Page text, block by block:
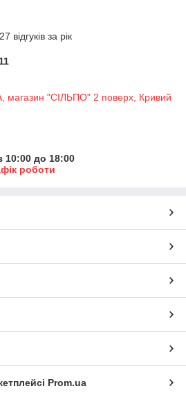
відгуків за рік
магазин "СІЛЬПО" 2 поверх, Кривий
10:00 до 18:00
роботи
Prom.ua